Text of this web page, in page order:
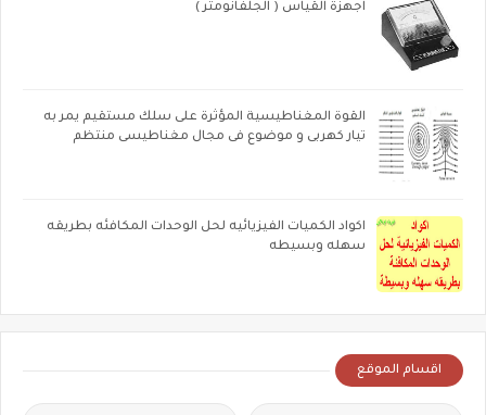
اجهزة القياس ( الجلفانومتر )
القوة المغناطيسية المؤثرة على سلك مستقيم يمر به
تيار كهربى و موضوع فى مجال مغناطيسى منتظم
اكواد الكميات الفيزيائيه لحل الوحدات المكافئه بطريقه
سهله وبسيطه
اقسام الموقع